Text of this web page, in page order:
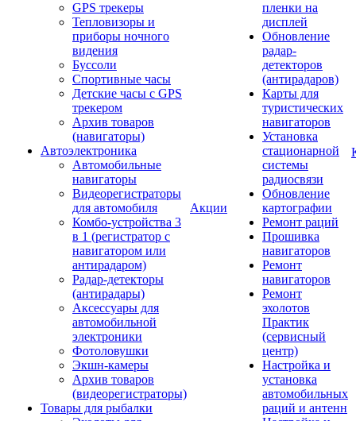
GPS трекеры
Тепловизоры и
приборы ночного
видения
Буссоли
Спортивные часы
Детские часы с GPS
трекером
Архив товаров
(навигаторы)
Автоэлектроника
Автомобильные
навигаторы
Видеорегистраторы
для автомобиля
Комбо-устройства 3
в 1 (регистратор с
навигатором или
антирадаром)
Радар-детекторы
(антирадары)
Аксессуары для
автомобильной
электроники
Фотоловушки
Экшн-камеры
Архив товаров
(видеорегистраторы)
Товары для рыбалки
Акции
пленки на
дисплей
Обновление
радар-
детекторов
(антирадаров)
Карты для
туристических
навигаторов
Установка
стационарной
системы
радиосвязи
Обновление
картографии
Ремонт раций
Прошивка
навигаторов
Ремонт
навигаторов
Ремонт
эхолотов
Практик
(сервисный
центр)
Настройка и
установка
автомобильных
раций и антенн